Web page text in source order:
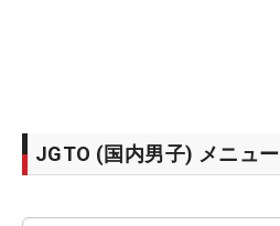
JGTO (国内男子) メニュー